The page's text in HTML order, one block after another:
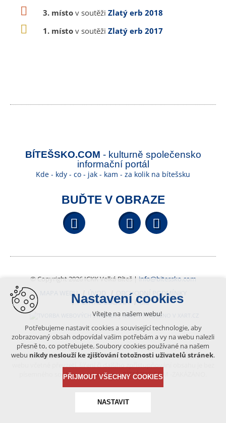
3. místo v soutěži Zlatý erb 2018
1. místo v soutěži Zlatý erb 2017
BÍTEŠSKO.COM - kulturně společensko
informační portál
Kde - kdy - co - jak - kam - za kolik na bítešsku
BUĎTE V OBRAZE
Facebook YouTube
© Copyright 2026 ICKK Velká Bíteš | info@bitessko.com
MAPA WEBU
ÚVOD
OBCHODNÍ PODMÍNKY
PORTÁL OBČANA
GIS
VYTVOŘENO V XART.CZ
Obsah tohoto portálu je chráněn autorským právem, které
vykonává vydavatel. Jakékoliv užití článků a fotografií z této podoby
písemného souhlasu vydavatele – BÍTEŠSKO.COM -ZAKÁZÁNO.
Nastavení cookies
Vítejte na našem webu!
Potřebujeme nastavit cookies a související technologie, aby
zobrazovaný obsah odpovídal vašim potřebám a vy na webu nalezli
přesně to, co potřebujete. Soubory cookies používané na našem
webu nikdy neslouží ke zjišťování totožnosti uživatelů stránek.
PŘIJMOUT VŠECHNY COOKIES
NASTAVIT